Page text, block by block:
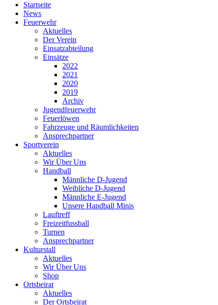
Startseite
News
Feuerwehr
Aktuelles
Der Verein
Einsatzabteilung
Einsätze
2022
2021
2020
2019
Archiv
Jugendfeuerwehr
Feuerlöwen
Fahrzeuge und Räumlichkeiten
Ansprechpartner
Sportverein
Aktuelles
Wir Über Uns
Handball
Männliche D-Jugend
Weibliche D-Jugend
Männliche E-Jugend
Unsere Handball Minis
Lauftreff
Freizeitfussball
Turnen
Ansprechpartner
Kulturstall
Aktuelles
Wir Über Uns
Shop
Ortsbeirat
Aktuelles
Der Ortsbeirat